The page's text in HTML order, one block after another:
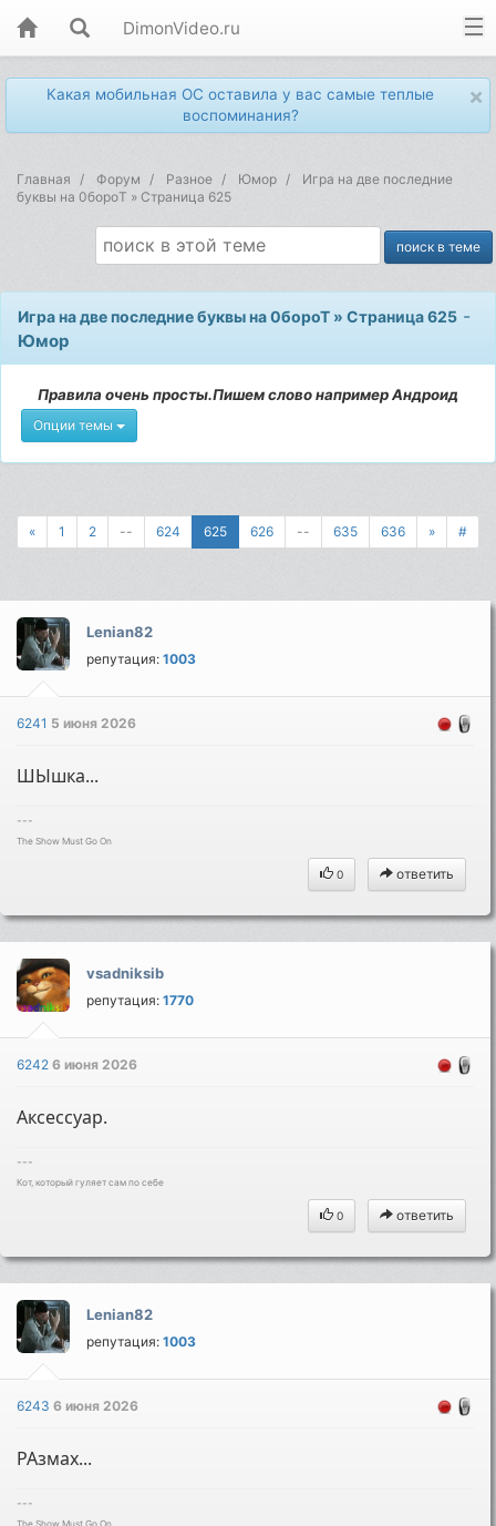
DimonVideo.ru
×
Какая мобильная ОС оставила у вас самые теплые
воспоминания?
Главная Форум Разное Юмор
Игра на две последние
буквы на 0бороТ » Страница 625
Игра на две последние буквы на 0бороТ » Страница 625 -
Юмор
Правила очень просты.Пишем слово например Андроид
Опции темы
« 1 2 -- 624 625 626 -- 635 636 » #
Lenian82
репутация:1003
6241 5 июня 2026
ШЫшка...
---
The Show Must Go On
0 ответить
vsadniksib
репутация:1770
62426 июня 2026
Аксессуар.
---
Кот, который гуляет сам по себе
0 ответить
Lenian82
репутация:1003
62436 июня 2026
РАзмах...
---
The Show Must Go On